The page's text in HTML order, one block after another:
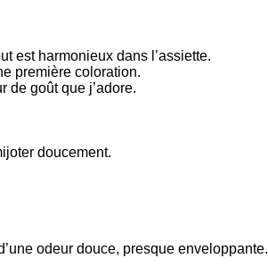
est harmonieux dans l’assiette.
première coloration.
de goût que j’adore.
doucement.
odeur douce, presque enveloppante.